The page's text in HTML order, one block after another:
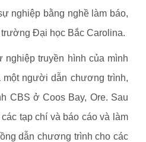
nghiệp bằng nghề làm báo,
Đại học Bắc Carolina.
nghiệp truyền hình của mình
người dẫn chương trình,
CBS ở Coos Bay, Ore. Sau
tạp chí và báo cáo và làm
dẫn chương trình cho các